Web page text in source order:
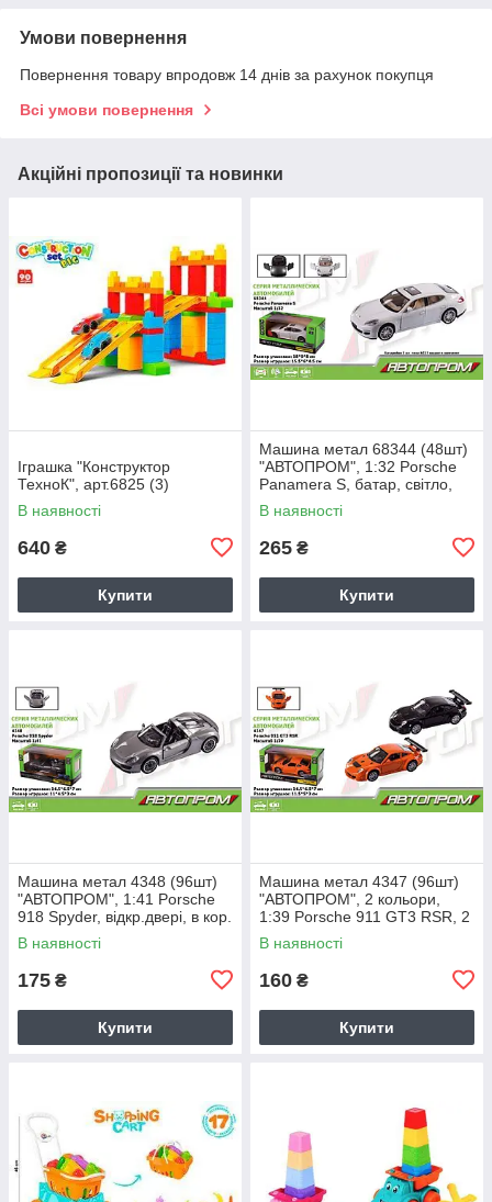
Умови повернення
Повернення товару впродовж 14 днів за рахунок покупця
Всі умови повернення
Акційні пропозиції та новинки
Іграшка "Конструктор
ТехноК", арт.6825 (3)
В наявності
640 ₴
Купити
Машина метал 68344 (48шт)
"АВТОПРОМ", 1:32 Porsche
Panamera S, батар, світло,
звук, відкр.двері, в кор
В наявності
265 ₴
Купити
Машина метал 4348 (96шт)
"АВТОПРОМ", 1:41 Porsche
918 Spyder, відкр.двері, в кор.
14,5 * 6,5 * 7см
В наявності
175 ₴
Купити
Машина метал 4347 (96шт)
"АВТОПРОМ", 2 кольори,
1:39 Porsche 911 GT3 RSR, 2
кольори, відкр.двері, в кор. 14
В наявності
160 ₴
Купити